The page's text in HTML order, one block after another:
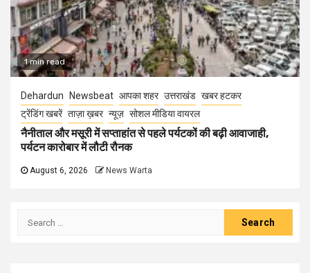
1 min read
Dehardun Newsbeat आपका शहर उत्तराखंड खबर हटकर
ट्रेंडिंग खबरें ताज़ा ख़बर न्यूज़ सोशल मीडिया वायरल
नैनीताल और मसूरी में सप्ताहांत से पहले पर्यटकों की बढ़ी आवाजाही,
पर्यटन कारोबार में लौटी रौनक
August 6, 2026 News Warta
Search